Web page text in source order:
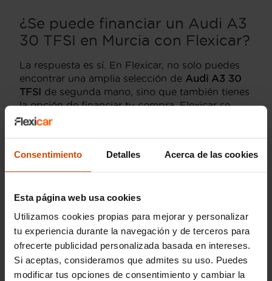
Consentimiento Detalles Acerca de las cookies
Esta página web usa cookies
Utilizamos cookies propias para mejorar y personalizar
tu experiencia durante la navegación y de terceros para
ofrecerte publicidad personalizada basada en intereses.
Si aceptas, consideramos que admites su uso. Puedes
modificar tus opciones de consentimiento y cambiar la
¿Se puede financiar un Audi A3
30 TFSI en Murcia con Flexicar?
La respuesta es sí. En Flexicar, no solo puedes
encontrar una amplia selección de Audi A3 30
TFSI de segunda mano, sino que también tienes
la opción de financiar tu compra. Flexicar se
destaca por su compromiso con la satisfacción
comprador. Esto significa que puedes adquirir el
coche que deseas sin comprometer tu
los compradores disfrutan de la tranquilidad
adicional que aportan sus garantías, respaldadas
por un equipo de expertos que proporcionan
asesoramiento en cada paso del proceso de
compra. Comprar un Audi A3 30 TFSI en Murcia
nunca ha sido tan seguro y accesible.